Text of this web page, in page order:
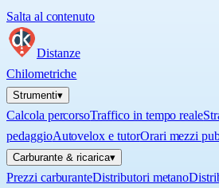
Salta al contenuto
Distanze
Chilometriche
Strumenti▾
Calcola percorsoTraffico in tempo reale
pedaggioAutovelox e tutorOrari mezzi
Carburante & ricarica▾
Prezzi carburanteDistributori metano